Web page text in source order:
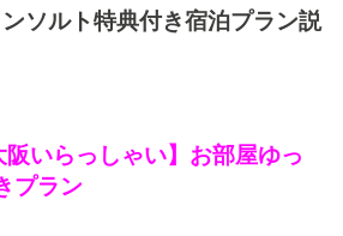
ソルト特典付き宿泊プラン説
阪いらっしゃい】お部屋ゆっ
プラン